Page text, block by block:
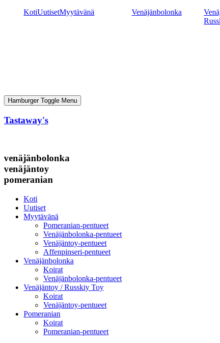
KotiUutisetMyytävänä Venäjänbolonka
Hamburger Toggle Menu
Tastaway's
venäjänbolonka
venäjäntoy
pomeranian
Koti
Uutiset
Myytävänä
Pomeranian-pentueet
Venäjänbolonka-pentueet
Venäjäntoy-pentueet
Affenpinseri-pentueet
Venäjänbolonka
Koirat
Venäjänbolonka-pentueet
Venäjäntoy / Russkiy Toy
Koirat
Venäjäntoy-pentueet
Pomeranian
Koirat
Pomeranian-pentueet